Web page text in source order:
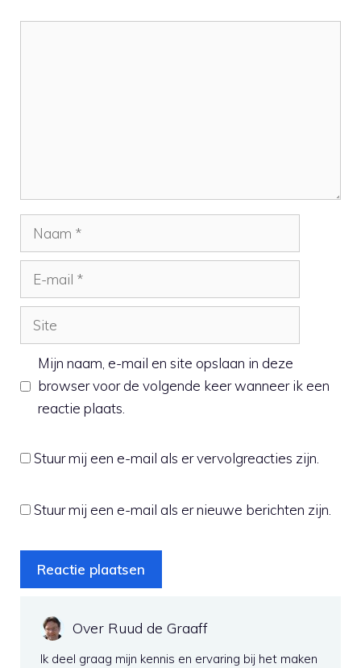
Naam
mail
Site
Mijn naam, e-mail en site opslaan in deze
browser voor de volgende keer wanneer ik een
reactie plaats.
Stuur mij een e-mail als er vervolgreacties zijn.
Stuur mij een e-mail als er nieuwe berichten zijn.
Over Ruud de Graaff
Ik deel graag mijn kennis en ervaring bij het maken